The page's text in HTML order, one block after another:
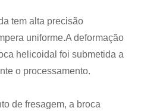
tem alta precisão
uniforme.A deformação
helicoidal foi submetida a
o processamento.
de fresagem, a broca